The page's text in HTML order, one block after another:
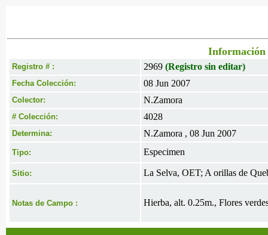
Información
Registro # : 2969 (Registro sin editar)
Fecha Colección: 08 Jun 2007
Colector: N.Zamora
# Colección: 4028
Determina: N.Zamora , 08 Jun 2007
Tipo: Especimen
Sitio: La Selva, OET; A orillas de
Notas de Campo : Hierba, alt. 0.25m., Flores